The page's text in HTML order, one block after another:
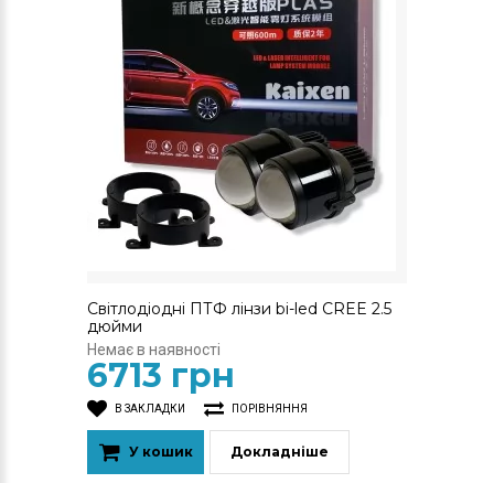
Світлодіодні ПТФ лінзи bi-led CREE 2.5
дюйми
Немає в наявності
6713 грн
В ЗАКЛАДКИ ПОРІВНЯННЯ
У кошик Докладніше